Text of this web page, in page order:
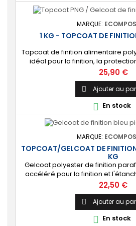
MARQUE:
1 KG - TOPCOAT DE
Topcoat de finition alimentaire
idéal pour la finition, la
surfaces alimentaires. 🔝
Protection aux propriétés
robuste contre les produits
l'humidité. ⚙️ [Facile à utiliser]
rouleau enducteur,
Prix
25,90 €
 Ajouter au
 En stock
MARQUE:
TOPCOAT/GELCOAT DE
KG
Gelcoat polyester de finition
accéléré pour la finition et
bassins. [Finition] : Fournit une
brillante qualité immersion.
stratification résine et fibre de
catalyseur PMEC
Prix
22,50 €
 Ajouter au
 En stock